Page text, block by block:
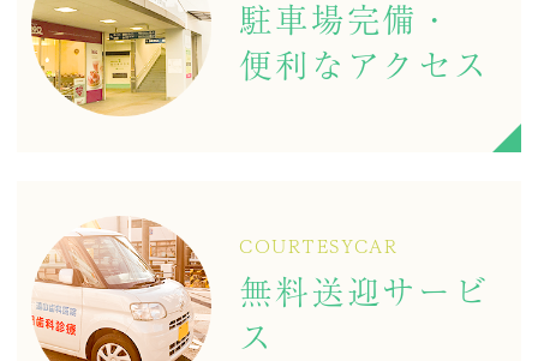
駐車場完備・
便利なアクセス
COURTESYCAR
無料送迎サービ
ス